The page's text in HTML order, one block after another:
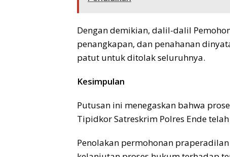
Dengan demikian, dalil-dalil
penangkapan, dan penahanan
patut untuk ditolak seluruhnya.
Kesimpulan
Putusan ini menegaskan bahwa
Tipidkor Satreskrim Polres Ende
Penolakan permohonan